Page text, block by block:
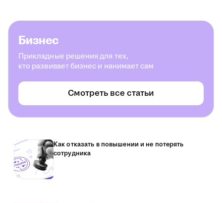
Бизнес
Прикладные решения для тех,
кто развивает бизнес и нанимает сам
Смотреть все статьи
Как отказать в повышении и не потерять
сотрудника